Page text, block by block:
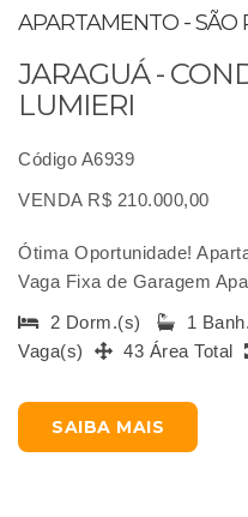
APARTAMENTO - SÃO
JARAGUÁ -
LUMIERI
Código A6939
VENDA R$ 210.000,00
Ótima Oportunidade!
Vaga Fixa de Garagem
2 Dorm.(s)
1
Vaga(s)
43 Área Total
SAIBA MAIS